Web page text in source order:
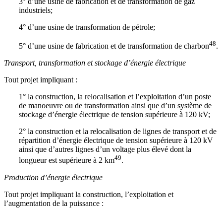
industriels;
4° d’une usine de transformation de pétrole;
5° d’une usine de fabrication et de transformation de charbon48.
Transport, transformation et stockage d’énergie électrique
Tout projet impliquant :
1° la construction, la relocalisation et l’exploitation d’un poste
de manoeuvre ou de transformation ainsi que d’un système de
stockage d’énergie électrique de tension supérieure à 120 kV;
2° la construction et la relocalisation de lignes de transport et de
répartition d’énergie électrique de tension supérieure à 120 kV
ainsi que d’autres lignes d’un voltage plus élevé dont la
longueur est supérieure à 2 km49.
Production d’énergie électrique
Tout projet impliquant la construction, l’exploitation et
l’augmentation de la puissance :